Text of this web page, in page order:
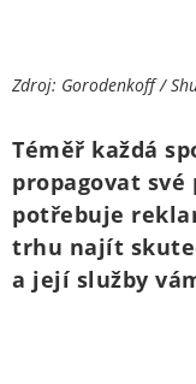
Zdroj: Gorodenkoff /
Téměř každá
propagovat
potřebuje
trhu najít
a její služby